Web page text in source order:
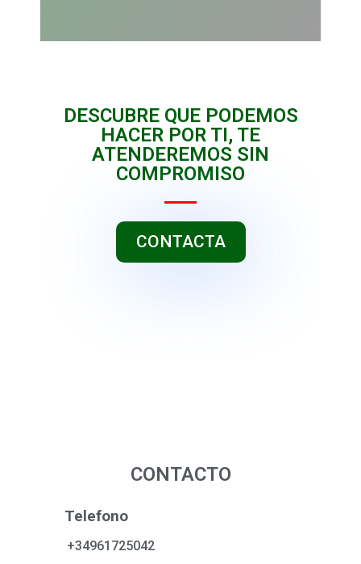
DESCUBRE QUE PODEMOS
HACER POR TI, TE
ATENDEREMOS SIN
COMPROMISO
CONTACTA
CONTACTO
Telefono
+34961725042